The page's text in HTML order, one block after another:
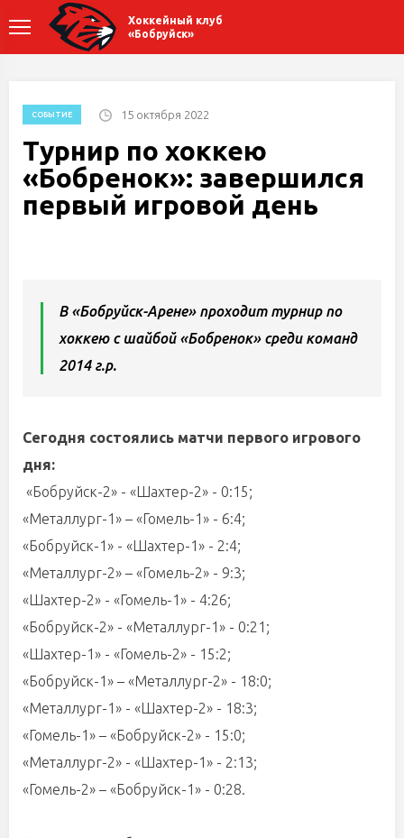
Хоккейный клуб
«Бобруйск»
СОБЫТИЕ 15 октября 2022
Турнир по хоккею
«Бобренок»: завершился
первый игровой день
В «Бобруйск-Арене» проходит турнир по
хоккею с шайбой «Бобренок» среди команд
2014 г.р.
Сегодня состоялись матчи первого игрового
дня:
«Бобруйск-2» - «Шахтер-2» - 0:15;
«Металлург-1» – «Гомель-1» - 6:4;
«Бобруйск-1» - «Шахтер-1» - 2:4;
«Металлург-2» – «Гомель-2» - 9:3;
«Шахтер-2» - «Гомель-1» - 4:26;
«Бобруйск-2» - «Металлург-1» - 0:21;
«Шахтер-1» - «Гомель-2» - 15:2;
«Бобруйск-1» – «Металлург-2» - 18:0;
«Металлург-1» - «Шахтер-2» - 18:3;
«Гомель-1» – «Бобруйск-2» - 15:0;
«Металлург-2» - «Шахтер-1» - 2:13;
«Гомель-2» – «Бобруйск-1» - 0:28.